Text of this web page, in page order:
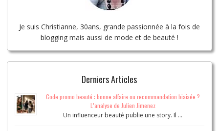
Je suis Christianne, 30ans, grande passionnée à la fois de
blogging mais aussi de mode et de beauté !
Derniers Articles
Code promo beauté : bonne affaire ou recommandation biaisée ?
L’analyse de Julien Jimenez
Un influenceur beauté publie une story. Il …